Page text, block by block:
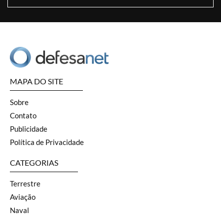
MAPA DO SITE
Sobre
Contato
Publicidade
Política de Privacidade
CATEGORIAS
Terrestre
Aviação
Naval